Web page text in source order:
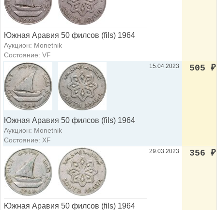
Южная Аравия 50 филсов (fils) 1964
Аукцион: Monetnik
Состояние: VF
Южная Аравия 50 филсов (fils) 1964
Аукцион: Monetnik
Состояние: XF
15.04.2023 505 ₽
Южная Аравия 50 филсов (fils) 1964
29.03.2023 356 ₽